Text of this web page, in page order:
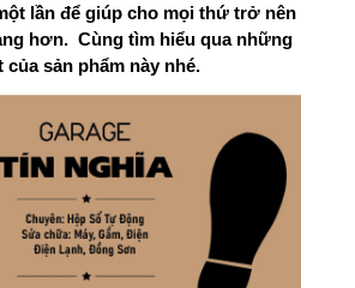
lần để giúp cho mọi thứ trở nên
hơn.  Cùng tìm hiểu qua những
sản phẩm này nhé.